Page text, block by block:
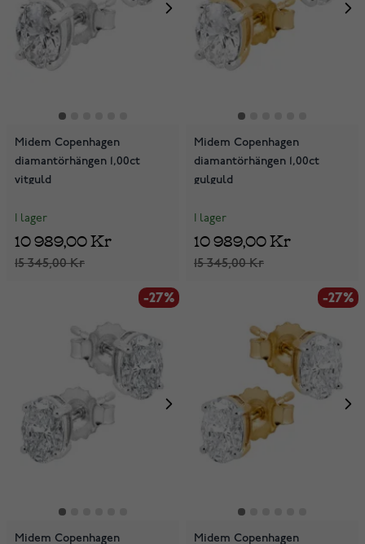
Midem Copenhagen
diamantörhängen 1,00ct
vitguld
I lager
15 345,00 Kr
10 989,00 Kr
Midem Copenhagen
diamantörhängen 1,00ct
gulguld
I lager
15 345,00 Kr
10 989,00 Kr
-27%
Midem Copenhagen
-27%
Midem Copenhagen